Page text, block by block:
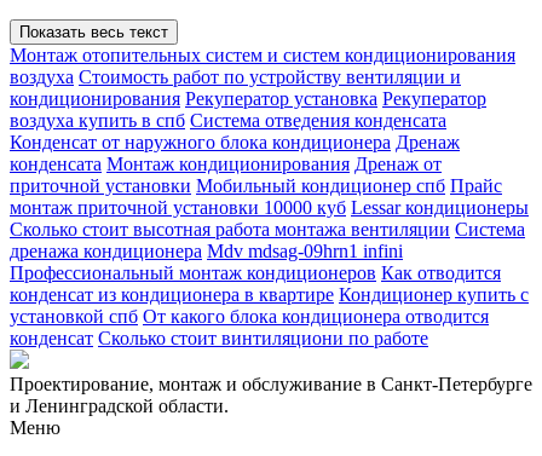
Показать весь текст
Монтаж отопительных систем и систем кондиционирования
воздуха Стоимость работ по устройству вентиляции и
кондиционирования Рекуператор установка Рекуператор
воздуха купить в спб Система отведения конденсата
Конденсат от наружного блока кондиционера Дренаж
конденсата Монтаж кондиционирования Дренаж от
приточной установки Мобильный кондиционер спб Прайс
монтаж приточной установки 10000 куб Lessar кондиционеры
Сколько стоит высотная работа монтажа вентиляции Система
дренажа кондиционера Mdv mdsag-09hrn1 infini
Профессиональный монтаж кондиционеров Как отводится
конденсат из кондиционера в квартире Кондиционер купить с
установкой спб От какого блока кондиционера отводится
конденсат Сколько стоит винтиляциони по работе
Проектирование, монтаж и обслуживание в Санкт-Петербурге
и Ленинградской области.
Меню